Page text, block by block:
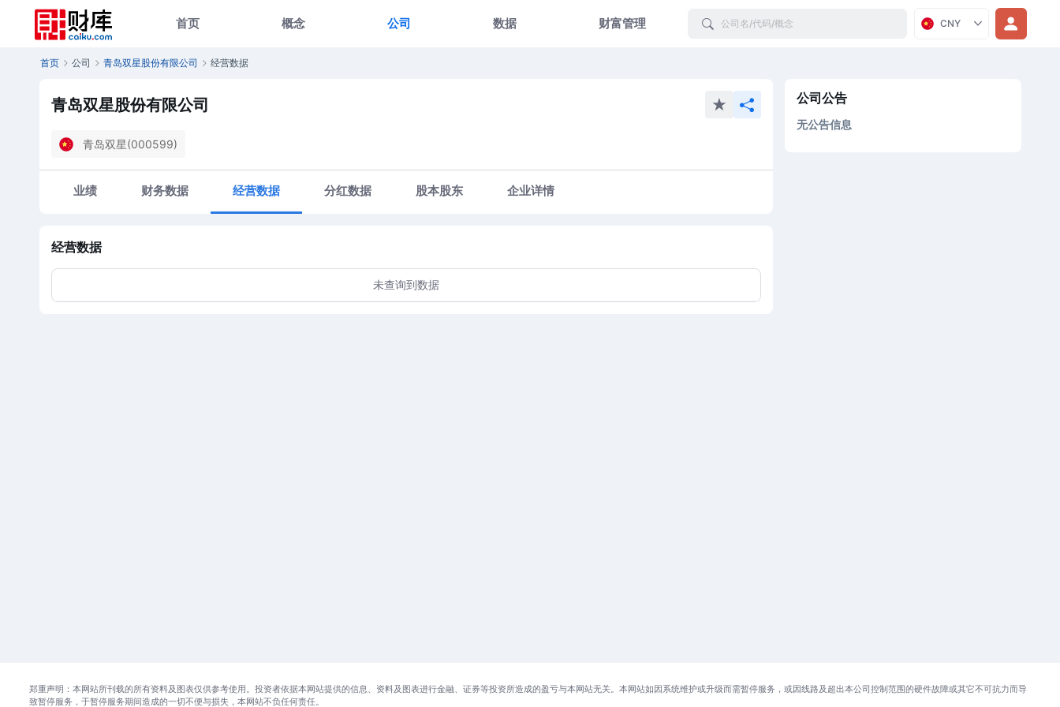
首页 概念 公司 数据 财富管理 Search CNY
首页 公司 青岛双星股份有限公司 经营数据
青岛双星股份有限公司
青岛双星(000599)
业绩 财务数据 经营数据 分红数据 股本股东 企业详情
经营数据
未查询到数据
公司公告
无公告信息
郑重声明：本网站所刊载的所有资料及图表仅供参考使用。投资者依据本网站提供的信息、资料及图表进行金融、证券等投资所造成的盈亏与本网站无关。本网站如因系统维护或升级而需暂停服务，或因线路及超出本公司控制范围的硬件故障或其它不可抗力而导
致暂停服务，于暂停服务期间造成的一切不便与损失，本网站不负任何责任。